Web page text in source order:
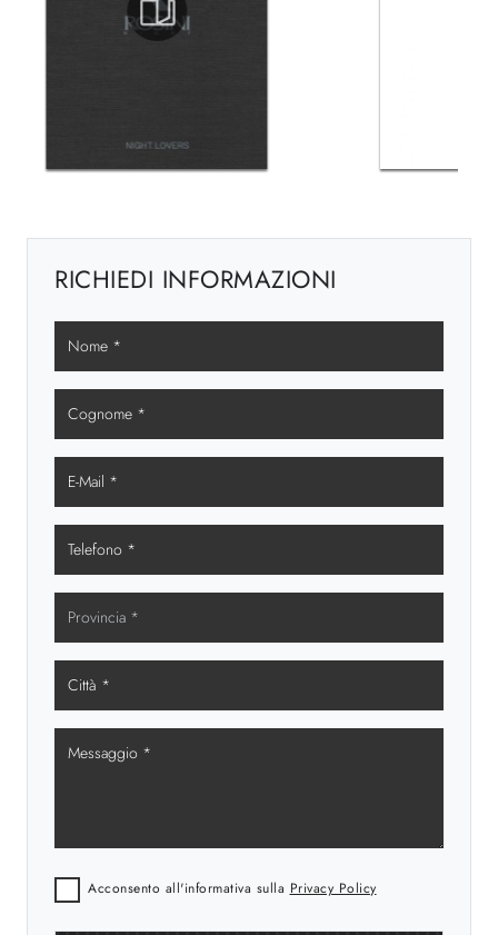
RICHIEDI INFORMAZIONI
Acconsento all'informativa sulla Privacy Policy